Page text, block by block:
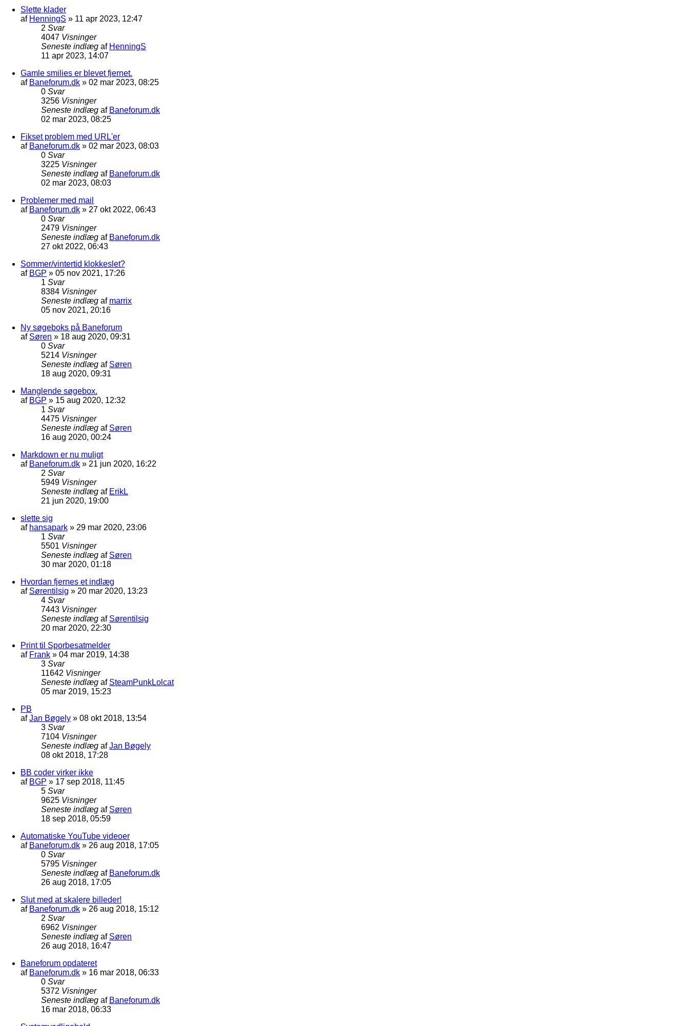
Slette klader
af HenningS » 11 apr 2023, 12:47
2 Svar
4047 Visninger
Seneste indlæg af HenningS
11 apr 2023, 14:07
Gamle smilies er blevet fjernet.
af Baneforum.dk » 02 mar 2023, 08:25
0 Svar
3256 Visninger
Seneste indlæg af Baneforum.dk
02 mar 2023, 08:25
Fikset problem med URL'er
af Baneforum.dk » 02 mar 2023, 08:03
0 Svar
3225 Visninger
Seneste indlæg af Baneforum.dk
02 mar 2023, 08:03
Problemer med mail
af Baneforum.dk » 27 okt 2022, 06:43
0 Svar
2479 Visninger
Seneste indlæg af Baneforum.dk
27 okt 2022, 06:43
Sommer/vintertid klokkeslet?
af BGP » 05 nov 2021, 17:26
1 Svar
8384 Visninger
Seneste indlæg af marrix
05 nov 2021, 20:16
Ny søgeboks på Baneforum
af Søren » 18 aug 2020, 09:31
0 Svar
5214 Visninger
Seneste indlæg af Søren
18 aug 2020, 09:31
Manglende søgebox.
af BGP » 15 aug 2020, 12:32
1 Svar
4475 Visninger
Seneste indlæg af Søren
16 aug 2020, 00:24
Markdown er nu muligt
af Baneforum.dk » 21 jun 2020, 16:22
2 Svar
5949 Visninger
Seneste indlæg af ErikL
21 jun 2020, 19:00
slette sig
af hansapark » 29 mar 2020, 23:06
1 Svar
5501 Visninger
Seneste indlæg af Søren
30 mar 2020, 01:18
Hvordan fjernes et indlæg
af Sørentilsig » 20 mar 2020, 13:23
4 Svar
7443 Visninger
Seneste indlæg af Sørentilsig
20 mar 2020, 22:30
Print til Sporbesatmelder
af Frank » 04 mar 2019, 14:38
3 Svar
11642 Visninger
Seneste indlæg af SteamPunkLolcat
05 mar 2019, 15:23
PB
afJan Bøgely » 08 okt 2018, 13:54
3 Svar
7104 Visninger
Seneste indlæg afJan Bøgely
08 okt 2018, 17:28
BB coder virker ikke
af BGP » 17 sep 2018, 11:45
5 Svar
9625 Visninger
Seneste indlæg af Søren
18 sep 2018, 05:59
Automatiske YouTube videoer
af Baneforum.dk » 26 aug 2018, 17:05
0 Svar
5795 Visninger
Seneste indlæg af Baneforum.dk
26 aug 2018, 17:05
Slut med at skalere billeder!
af Baneforum.dk » 26 aug 2018, 15:12
2 Svar
6962 Visninger
Seneste indlæg af Søren
26 aug 2018, 16:47
Baneforum opdateret
af Baneforum.dk » 16 mar 2018, 06:33
0 Svar
5372 Visninger
Seneste indlæg af Baneforum.dk
16 mar 2018, 06:33